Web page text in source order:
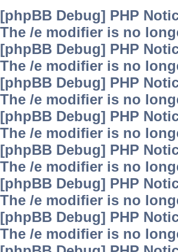
[phpBB Debug] PHP
The /e modifier is no
[phpBB Debug] PHP
The /e modifier is no
[phpBB Debug] PHP
The /e modifier is no
[phpBB Debug] PHP
The /e modifier is no
[phpBB Debug] PHP
The /e modifier is no
[phpBB Debug] PHP
The /e modifier is no
[phpBB Debug] PHP
The /e modifier is no